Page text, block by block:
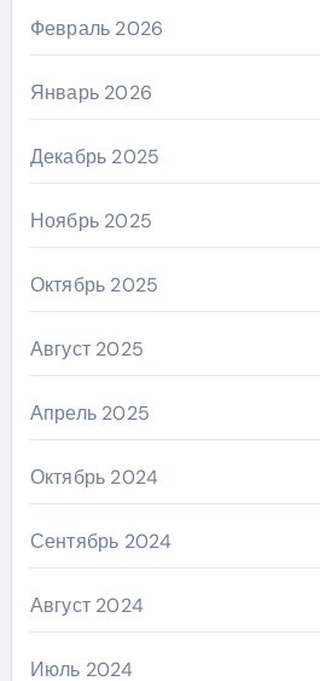
Февраль 2026
Январь 2026
Декабрь 2025
Ноябрь 2025
Октябрь 2025
Август 2025
Апрель 2025
Октябрь 2024
Сентябрь 2024
Август 2024
Июль 2024